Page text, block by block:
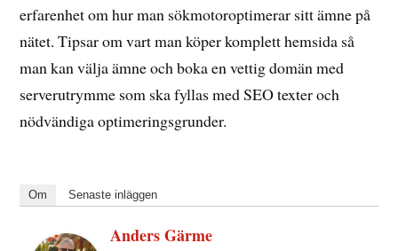
erfarenhet om hur man sökmotoroptimerar sitt ämne på
nätet. Tipsar om vart man köper komplett hemsida så
man kan välja ämne och boka en vettig domän med
serverutrymme som ska fyllas med SEO texter och
nödvändiga optimeringsgrunder.
Om Senaste inläggen
Anders Gärme